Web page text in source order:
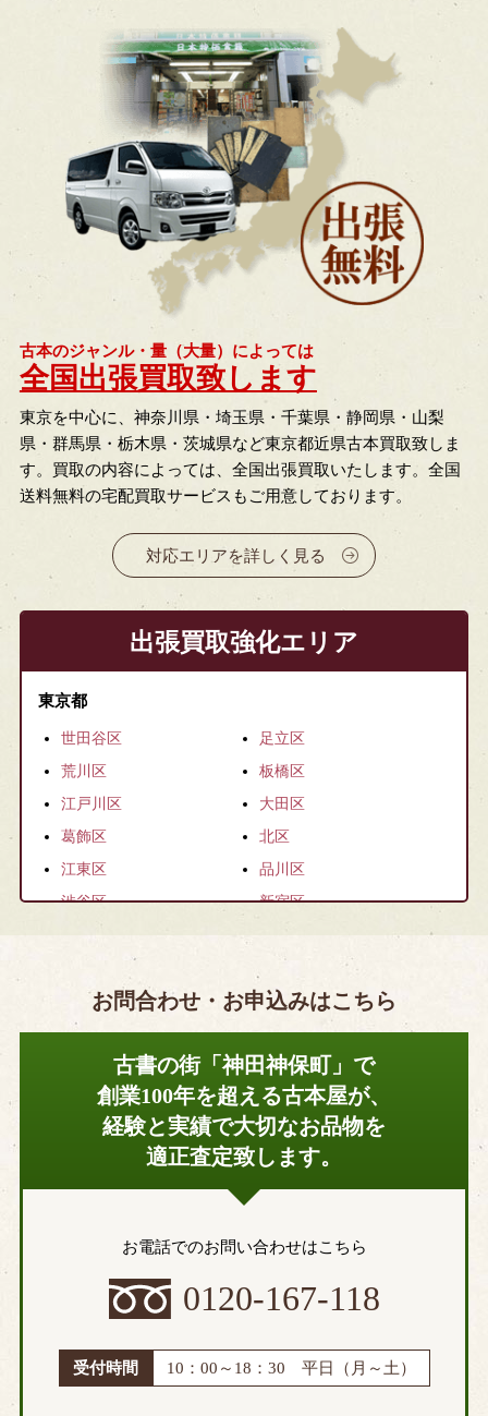
古本のジャンル・量（大量）によっては
全国出張買取致します
東京を中心に、神奈川県・埼玉県・千葉県・静岡県・山梨
県・群馬県・栃木県・茨城県など東京都近県古本買取致しま
す。買取の内容によっては、全国出張買取いたします。全国
送料無料の宅配買取サービスもご用意しております。
対応エリアを詳しく見る
出張買取強化エリア
東京都
世田谷区
足立区
荒川区
板橋区
江戸川区
大田区
葛飾区
北区
江東区
品川区
渋谷区
新宿区
墨田区
千代田区
豊島区
練馬区
文京区
目黒区
中野区
日野市
調布市
国立市
府中市
昭島市
小金井市
国分寺市
立川市
多摩市
お問合わせ・お申込みはこちら
古書の街「神田神保町」で
創業100年を超える古本屋が、
経験と実績で大切なお品物を
適正査定致します。
お電話でのお問い合わせはこちら
0120-167-118
受付時間 10：00～18：30 平日（月～土）